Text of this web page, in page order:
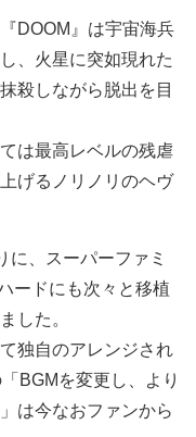
DOOM』は宇宙海兵
、火星に突如現れた
殺しながら脱出を目
は最高レベルの残虐
げるノリノリのヘヴ
に、スーパーファミ
ードにも次々と移植
した。
独自のアレンジされ
BGMを変更し、より
は今なおファンから